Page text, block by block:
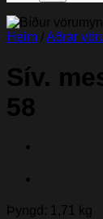
Heim /Aðrar
Sív.
58
Þyngd: 1,71 kg